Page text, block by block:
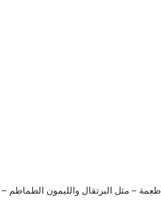
من الأطعمة – مثل البرتقال والليمون الطماطم –